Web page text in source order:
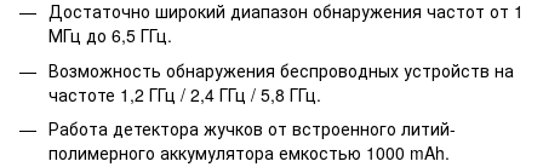
Достаточно широкий диапазон обнаружения частот от 1
МГц до 6,5 ГГц.
Возможность обнаружения беспроводных устройств на
частоте 1,2 ГГц / 2,4 ГГц / 5,8 ГГц.
Работа детектора жучков от встроенного литий-
полимерного аккумулятора емкостью 1000 mAh.